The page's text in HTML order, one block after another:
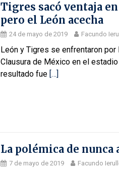
Tigres sacó ventaja
pero el León acecha
24 de mayo de 2019 Facundo
León y Tigres se enfrentaron
Clausura de México en el
resultado fue […]
La polémica de nunca
7 de mayo de 2019 Facundo